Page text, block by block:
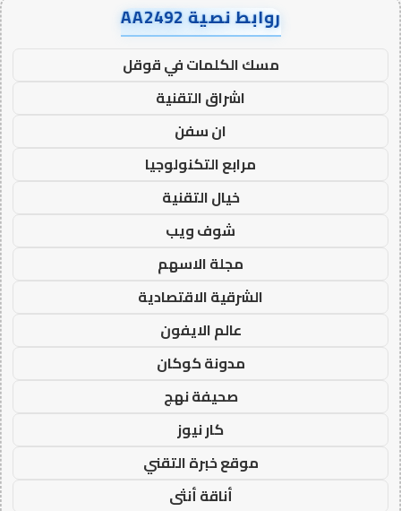
روابط نصية AA2492
مسك الكلمات في قوقل
اشراق التقنية
ان سفن
مرابع التكنولوجيا
خيال التقنية
شوف ويب
مجلة الاسهم
الشرقية الاقتصادية
عالم الايفون
مدونة كوكان
صحيفة نهج
كار نيوز
موقع خبرة التقني
أناقة أنثى